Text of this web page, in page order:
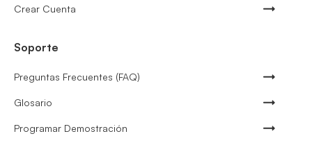
Crear Cuenta
Soporte
Preguntas Frecuentes (FAQ)
Glosario
Programar Demostración